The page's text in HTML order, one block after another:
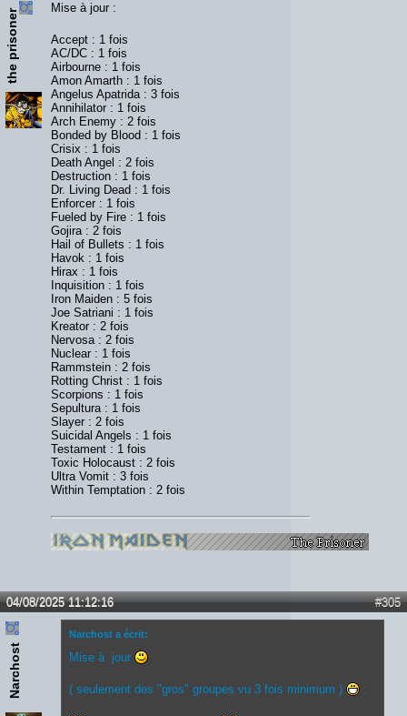
the prisoner
Mise à jour :
Accept : 1 fois
AC/DC : 1 fois
Airbourne : 1 fois
Amon Amarth : 1 fois
Angelus Apatrida : 3 fois
Annihilator : 1 fois
Arch Enemy : 2 fois
Bonded by Blood : 1 fois
Crisix : 1 fois
Death Angel : 2 fois
Destruction : 1 fois
Dr. Living Dead : 1 fois
Enforcer : 1 fois
Fueled by Fire : 1 fois
Gojira : 2 fois
Hail of Bullets : 1 fois
Havok : 1 fois
Hirax : 1 fois
Inquisition : 1 fois
Iron Maiden : 5 fois
Joe Satriani : 1 fois
Kreator : 2 fois
Nervosa : 2 fois
Nuclear : 1 fois
Rammstein : 2 fois
Rotting Christ : 1 fois
Scorpions : 1 fois
Sepultura : 1 fois
Slayer : 2 fois
Suicidal Angels : 1 fois
Testament : 1 fois
Toxic Holocaust : 2 fois
Ultra Vomit : 3 fois
Within Temptation : 2 fois
#305
04/08/2025 11:12:16
Narchost
Narchost a écrit:
Mise à jour
( seulement des "gros" groupes vu 3 fois minimum ) :